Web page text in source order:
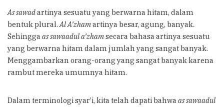
As sawadartinya sesuatu yang berwarna hitam, dalam
bentuk plural.Al A’zhamartinya besar, agung, banyak.
Sehingga as sawaadul a’zhamsecara bahasa artinya sesuatu
yang berwarna hitam dalam jumlah yang sangat banyak.
Menggambarkan orang-orang yang sangat banyak karena
rambut mereka umumnya hitam.
Dalam terminologi syar’i, kita telah dapati bahwa as sawaadul